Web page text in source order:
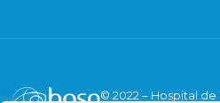
© 2022 – Hospital